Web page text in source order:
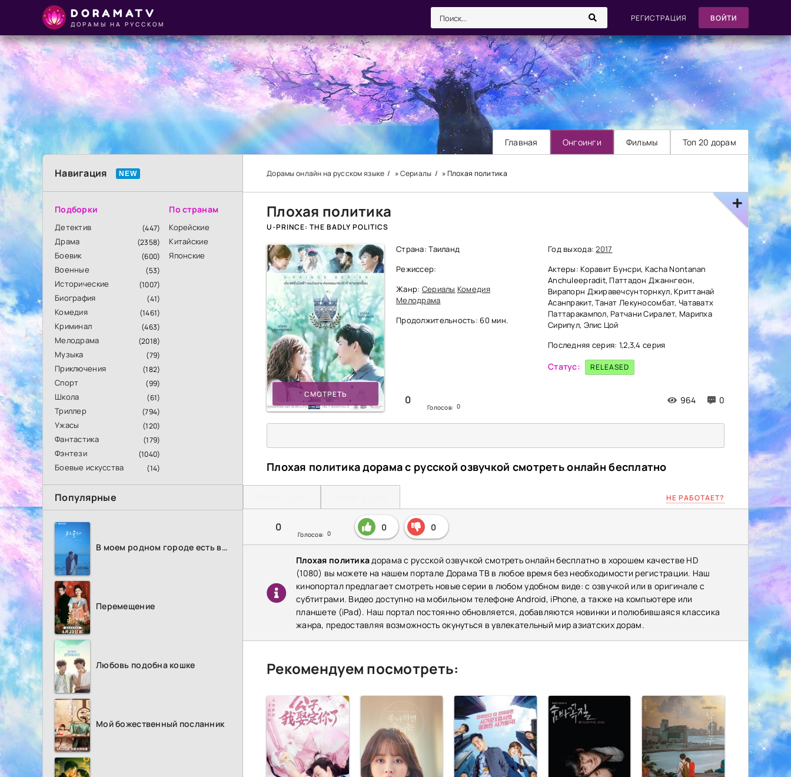
DORAMATV
ДОРАМЫ НА РУССКОМ
РЕГИСТРАЦИЯ ВОЙТИ
Главная Онгоинги Фильмы Топ 20 дорам
Навигация
Подборки
Детектив (447)
Драма (2358)
Боевик (600)
Военные (53)
Исторические (1007)
Биография (41)
Комедия (1461)
Криминал (463)
Мелодрама (2018)
Музыка (79)
Приключения (182)
Спорт (99)
Школа (61)
Триллер (794)
Ужасы (120)
Фантастика (179)
Фэнтези (1040)
Боевые искусства (14)
По странам
Корейские
Китайские
Японские
Популярные
В моем родном городе есть возлюбленный
Перемещение
Любовь подобна кошке
Мой божественный посланник
Дорамы онлайн на русском языке »Сериалы » Плохая политика
Плохая политика
U-PRINCE: THE BADLY POLITICS
СМОТРЕТЬ
Страна: Таиланд
Режиссер:
Жанр: Сериалы Комедия
Мелодрама
Продолжительность: 60 мин.
0
Голосов: 0
964 0
Год выхода:2017
Актеры: Коравит Бунсри, Kacha Nontanan
Anchuleepradit, Паттадон Джаннгеон,
Вирапорн Джиравечсунторнкул, Криттанай
Асанпракит, Танат Лекуносомбат, Чатаватх
Паттаракампол, Ратчани Сиралет, Марипха
Сирипул, Элис Цой
Последняя серия: 1,2,3,4 серия
Статус: RELEASED
Плохая политика дорама с русской озвучкой смотреть онлайн бесплатно
НЕ РАБОТАЕТ?
0
Голосов: 0
0 0
Плохая политикадорама с русской озвучкой смотреть онлайн бесплатно в хорошем качестве HD
(1080) вы можете на нашем портале Дорама ТВ в любое время без необходимости регистрации. Наш
кинопортал предлагает смотреть новые серии в любом удобном виде: с озвучкой или в оригинале с
субтитрами. Видео доступно на мобильном телефоне Android, iPhone, а также на компьютере или
планшете (iPad). Наш портал постоянно обновляется, добавляются новинки и полюбившаяся классика
жанра, предоставляя возможность окунуться в увлекательный мир азиатских дорам.
Рекомендуем посмотреть: